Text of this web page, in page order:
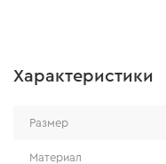
Характеристики
Размер
Материал